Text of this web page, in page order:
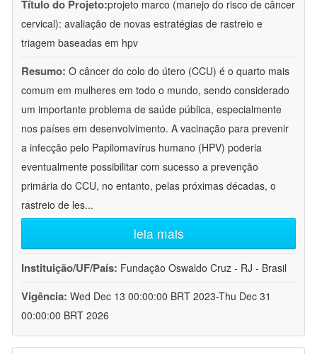
Título do Projeto:projeto marco (manejo do risco de câncer
cervical): avaliação de novas estratégias de rastreio e
triagem baseadas em hpv
Resumo: O câncer do colo do útero (CCU) é o quarto mais
comum em mulheres em todo o mundo, sendo considerado
um importante problema de saúde pública, especialmente
nos países em desenvolvimento. A vacinação para prevenir
a infecção pelo Papilomavírus humano (HPV) poderia
eventualmente possibilitar com sucesso a prevenção
primária do CCU, no entanto, pelas próximas décadas, o
rastreio de les...
leia mais
Instituição/UF/País: Fundação Oswaldo Cruz - RJ - Brasil
Vigência: Wed Dec 13 00:00:00 BRT 2023-Thu Dec 31
00:00:00 BRT 2026